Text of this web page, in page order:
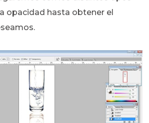
opacidad hasta obtener el